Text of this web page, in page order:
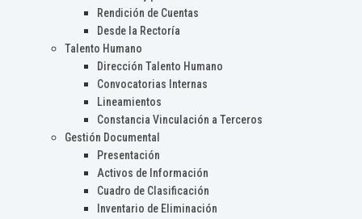
Rendición de Cuentas
Desde la Rectoría
Talento Humano
Dirección Talento Humano
Convocatorias Internas
Lineamientos
Constancia Vinculación a Terceros
Gestión Documental
Presentación
Activos de Información
Cuadro de Clasificación
Inventario de Eliminación